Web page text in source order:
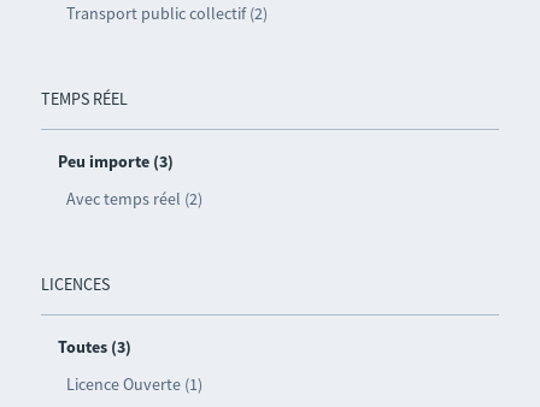
Transport public collectif (2)
TEMPS RÉEL
Peu importe (3)
Avec temps réel (2)
LICENCES
Toutes (3)
Licence Ouverte (1)